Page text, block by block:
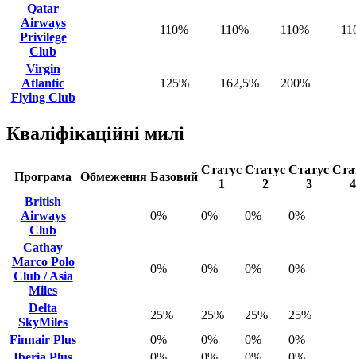
Qatar
Airways
Privilege
Club
110% 110% 110%
Virgin
Atlantic
Flying Club
125% 162,5% 200%
Кваліфікаційні милі
Програма Обмеження Базовий
Статус
1
Статус
2
Статус
3
4
British
Airways
Club
0% 0% 0% 0%
Cathay
Marco Polo
Club / Asia
Miles
0% 0% 0% 0%
Delta
SkyMiles
25% 25% 25%
25%
Finnair Plus
0% 0% 0%
0%